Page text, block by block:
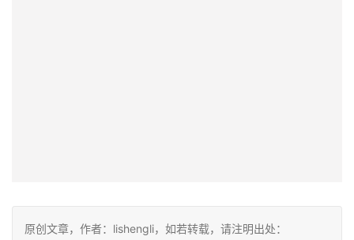
原创文章，作者：lishengli，如若转载，请注明出处：